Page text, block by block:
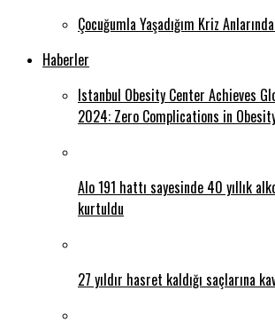
Çocuğumla Yaşadığım Kriz
Haberler
Istanbul Obesity Center Achieves
2024: Zero Complications in
Alo 191 hattı sayesinde 40 yıllık
kurtuldu
27 yıldır hasret kaldığı saçlarına